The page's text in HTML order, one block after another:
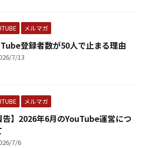
メルマガ
登録者数が50人で止まる理由
7/13
メルマガ
告】2026年6月のYouTube運営につ
7/6